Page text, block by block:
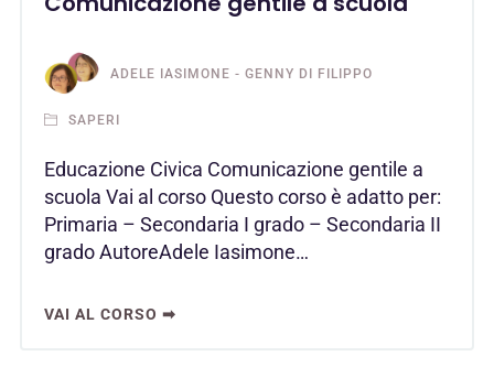
ADELE IASIMONE - GENNY DI FILIPPO
SAPERI
Educazione Civica Comunicazione gentile a
scuola Vai al corso Questo corso è adatto per:
Primaria – Secondaria I grado – Secondaria II
grado AutoreAdele Iasimone…
VAI AL CORSO ➡